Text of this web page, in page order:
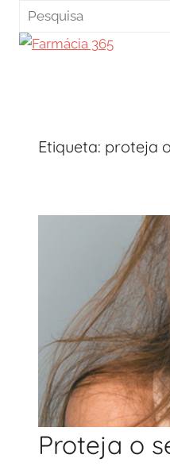
Saltar
para
Etiqueta: proteja
Proteja o